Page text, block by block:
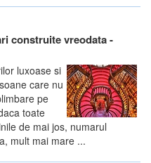
construite vreodata -
luxoase si
care nu
pe
toate
de mai jos, numarul
mult mai mare ...